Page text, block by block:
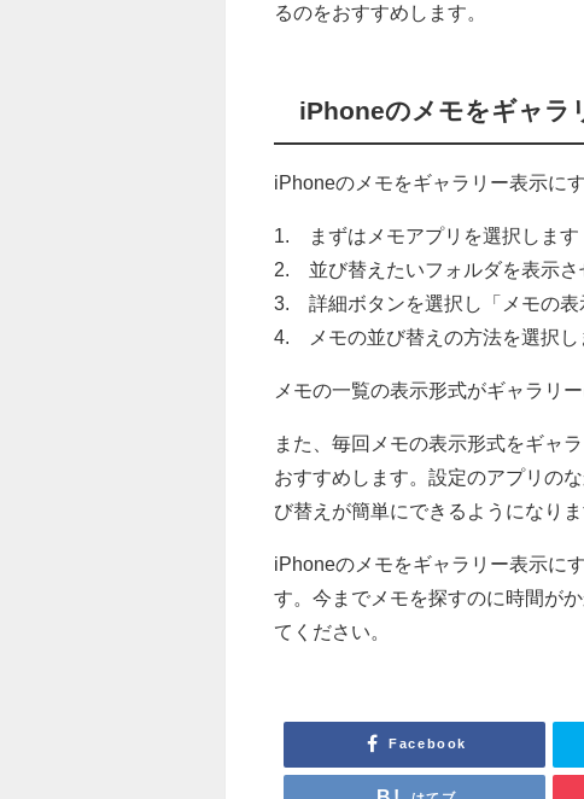
るのをおすすめします。
iPhoneのメモをギャラ
iPhoneのメモをギャラリー表示に
1. まずはメモアプリを選択します
2. 並び替えたいフォルダを表示さ
3. 詳細ボタンを選択し「メモの表
4. メモの並び替えの方法を選択し
メモの一覧の表示形式がギャラリ
また、毎回メモの表示形式をギャ
おすすめします。設定のアプリの
び替えが簡単にできるようになりま
iPhoneのメモをギャラリー表示に
す。今までメモを探すのに時間が
てください。
Facebook